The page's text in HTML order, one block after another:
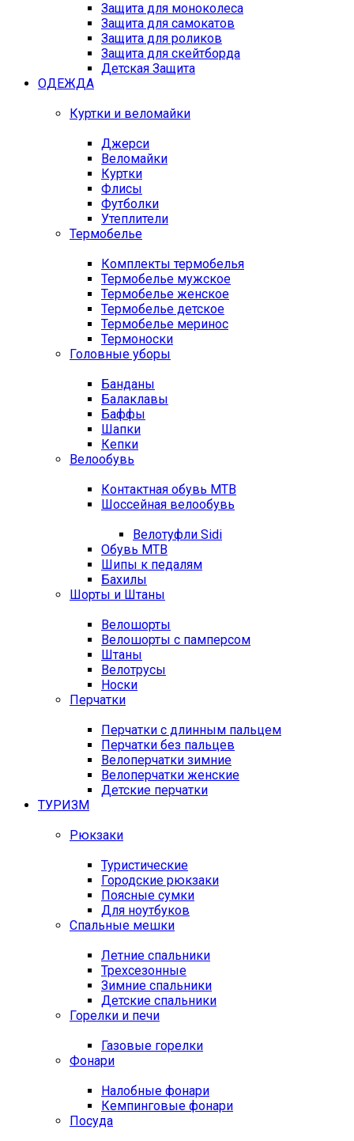
Защита для моноколеса
Защита для самокатов
Защита для роликов
Защита для скейтборда
Детская Защита
ОДЕЖДА
Куртки и веломайки
Джерси
Веломайки
Куртки
Флисы
Футболки
Утеплители
Термобелье
Комплекты термобелья
Термобелье мужское
Термобелье женское
Термобелье детское
Термобелье меринос
Термоноски
Головные уборы
Банданы
Балаклавы
Баффы
Шапки
Кепки
Велообувь
Контактная обувь MTB
Шоссейная велообувь
Велотуфли Sidi
Обувь MTB
Шипы к педалям
Бахилы
Шорты и Штаны
Велошорты
Велошорты с памперсом
Штаны
Велотрусы
Носки
Перчатки
Перчатки с длинным пальцем
Перчатки без пальцев
Велоперчатки зимние
Велоперчатки женские
Детские перчатки
ТУРИЗМ
Рюкзаки
Туристические
Городские рюкзаки
Поясные сумки
Для ноутбуков
Спальные мешки
Летние спальники
Трехсезонные
Зимние спальники
Детские спальники
Горелки и печи
Газовые горелки
Фонари
Налобные фонари
Кемпинговые фонари
Посуда